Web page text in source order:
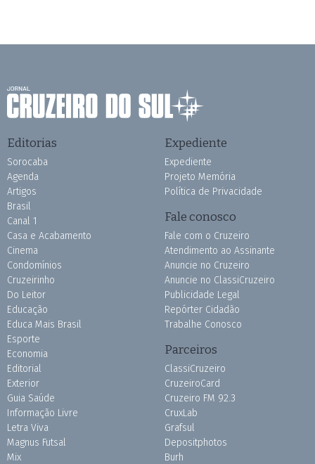
Editorias
Sorocaba
Agenda
Artigos
Brasil
Canal 1
Casa e Acabamento
Cinema
Condomínios
Cruzeirinho
Do Leitor
Educação
Educa Mais Brasil
Esporte
Economia
Editorial
Exterior
Guia Saúde
Informação Livre
Letra Viva
Magnus Futsal
Mix
Expediente
Expediente
Projeto Memória
Política de Privacidade
Fale conosco
Fale com o Cruzeiro
Atendimento ao Assinante
Anuncie no Cruzeiro
Anuncie no ClassiCruzeiro
Publicidade Legal
Repórter Cidadão
Trabalhe Conosco
Parceiros
ClassiCruzeiro
CruzeiroCard
Cruzeiro FM 92.3
CruxLab
Grafsul
Depositphotos
Burh